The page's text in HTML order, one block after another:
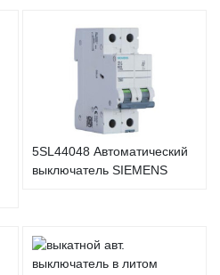
5SL44048 Автоматический
выключатель SIEMENS